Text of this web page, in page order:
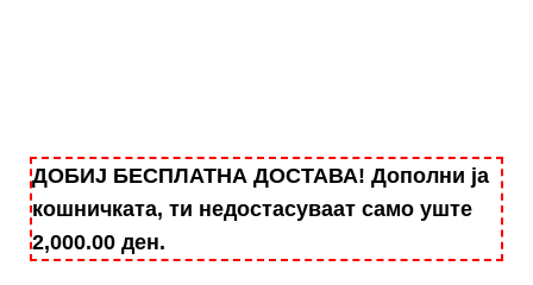
ДОБИЈ БЕСПЛАТНА ДОСТАВА! Дополни ја
кошничката, ти недостасуваат само уште
2,000.00 ден.